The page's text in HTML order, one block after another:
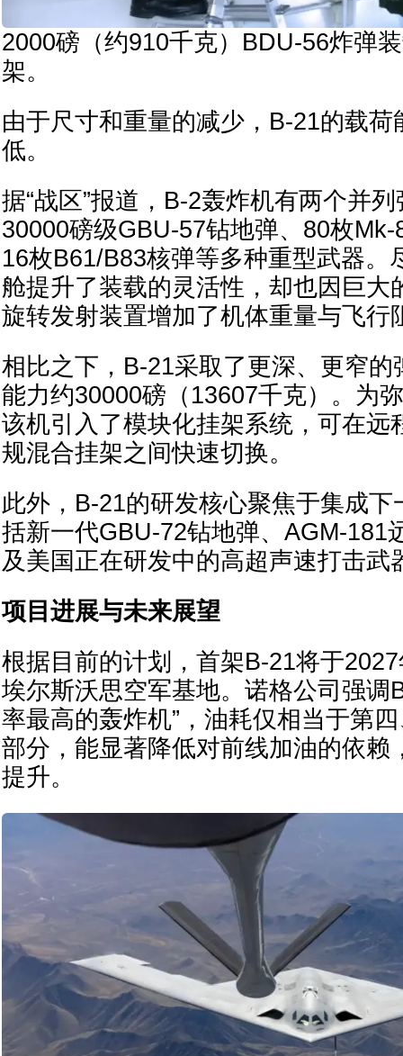
2000磅（约910千克）BDU-56炸弹
架。
由于尺寸和重量的减少，B-21的载
低。
据“战区”报道，B-2轰炸机有两个并
30000磅级GBU-57钻地弹、80枚
16枚B61/B83核弹等多种重型武器。
舱提升了装载的灵活性，却也因巨大
旋转发射装置增加了机体重量与飞行
相比之下，B-21采取了更深、更窄的
能力约30000磅（13607千克）。为
该机引入了模块化挂架系统，可在远
规混合挂架之间快速切换。
此外，B-21的研发核心聚焦于集成
括新一代GBU-72钻地弹、AGM-181
及美国正在研发中的高超声速打击武
项目进展与未来展望
根据目前的计划，首架B-21将于
埃尔斯沃思空军基地。诺格公司强调
率最高的轰炸机”，油耗仅相当于第
部分，能显著降低对前线加油的依赖
提升。